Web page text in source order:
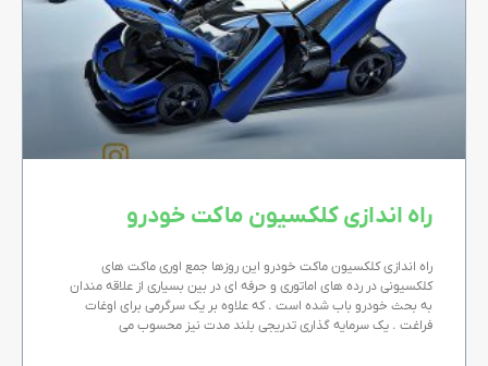
راه اندازی کلکسیون ماکت خودرو
راه اندازی کلکسیون ماکت خودرو این روزها جمع اوری ماکت های
کلکسیونی در رده های اماتوری و حرفه ای در بین بسیاری از علاقه مندان
به بحث خودرو باب شده است . که علاوه بر یک سرگرمی برای اوغات
فراغت . یک سرمایه گذاری تدریجی بلند مدت نیز محسوب می